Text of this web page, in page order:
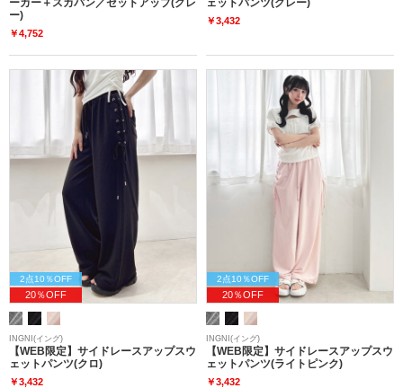
ーカー＋スカパン／セットアップ(グレ
ー)
￥4,752
ェットパンツ(グレー)
￥3,432
2点10％OFF
20％OFF
INGNI(イング)
【WEB限定】サイドレースアップスウ
ェットパンツ(クロ)
￥3,432
2点10％OFF
20％OFF
INGNI(イング)
【WEB限定】サイドレースアップスウ
ェットパンツ(ライトピンク)
￥3,432